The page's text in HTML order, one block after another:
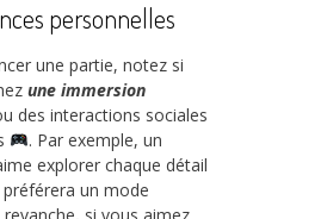
personnelles
une partie, notez si
une immersion
des interactions sociales
. Par exemple, un
explorer chaque détail
préférera un mode